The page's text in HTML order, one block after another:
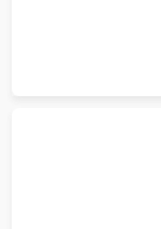
проверка
клиента о